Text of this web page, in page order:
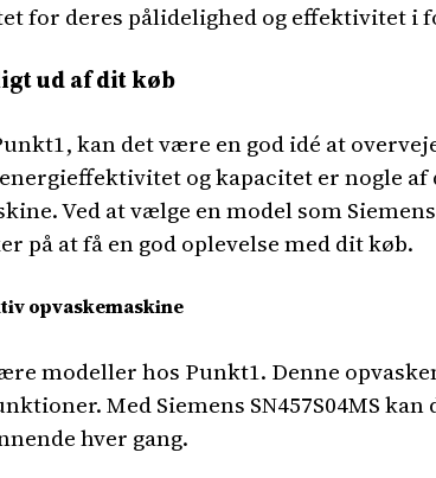
for deres pålidelighed og effektivitet i
ud af dit køb
kan det være en god idé at
og kapacitet er nogle
Ved at vælge en model som Siemens
på at få en god oplevelse med dit køb.
opvaskemaskine
modeller hos Punkt1. Denne
Med Siemens SN457S04MS
hver gang.